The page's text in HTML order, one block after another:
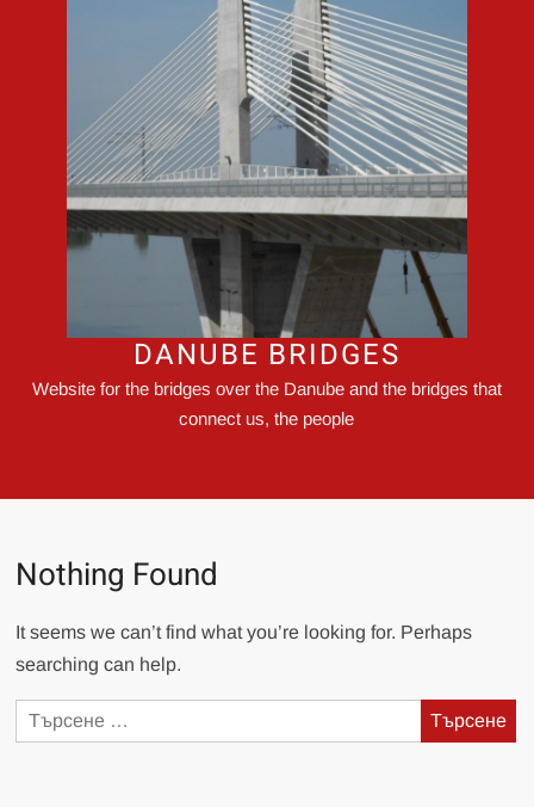
DANUBE BRIDGES
Website for the bridges over the Danube and the bridges that
connect us, the people
Nothing Found
It seems we can’t find what you’re looking for. Perhaps
searching can help.
Търсене
за: